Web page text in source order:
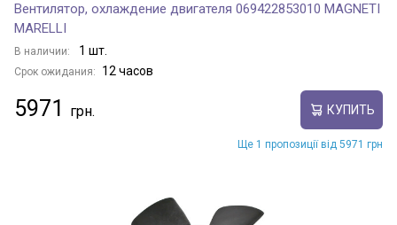
Вентилятор, охлаждение двигателя 069422853010 MAGNETI
MARELLI
В наличии: 1 шт.
Срок ожидания: 12 часов
5971 КУПИТЬ
Ще 1 пропозиції від 5971 грн